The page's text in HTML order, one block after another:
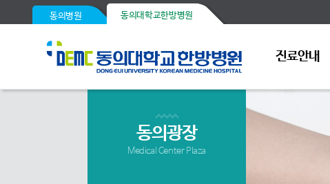
동의병원 동의대학교한방병원
진료안내
동의광장
Medical Center Plaza